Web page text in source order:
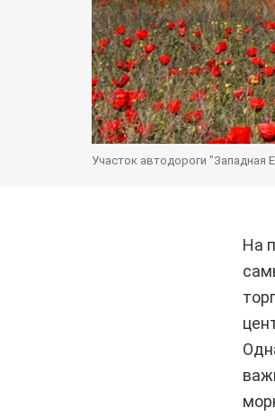
Участок автодороги "Западная
На